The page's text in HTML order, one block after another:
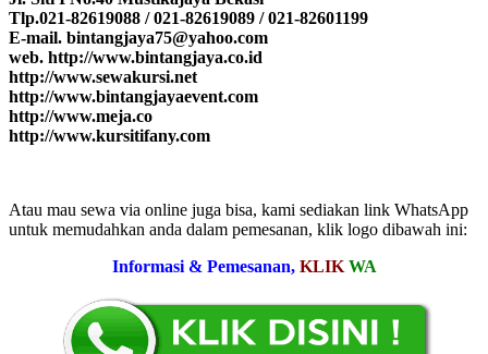
Tlp.021-82619088 / 021-82619089 / 021-82601199
E-mail. bintangjaya75@yahoo.com
web. http://www.bintangjaya.co.id
http://www.sewakursi.net
http://www.bintangjayaevent.com
http://www.meja.co
http://www.kursitifany.com
Atau mau sewa via online juga bisa, kami sediakan link WhatsApp
untuk memudahkan anda dalam pemesanan, klik logo dibawah ini:
Informasi & Pemesanan, KLIK WA